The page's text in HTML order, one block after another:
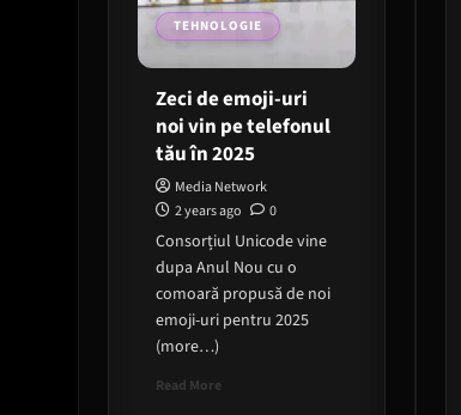
TEHNOLOGIE
Zeci de emoji-uri
noi vin pe telefonul
tău în 2025
Media Network
2 years ago
0
Consorțiul Unicode vine
dupa Anul Nou cu o
comoară propusă de noi
emoji-uri pentru 2025
(more…)
Read MoreRead